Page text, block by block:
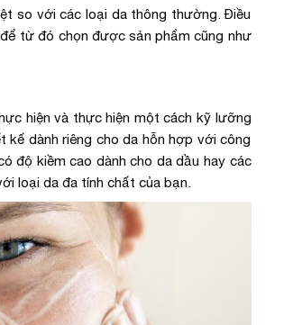
so với các loại da thông thường. Điều
từ đó chọn được sản phẩm cũng như
hiện và thực hiện một cách kỹ lưỡng
dành riêng cho da hỗn hợp với công
độ kiềm cao dành cho da dầu hay các
loại da đa tính chất của bạn.